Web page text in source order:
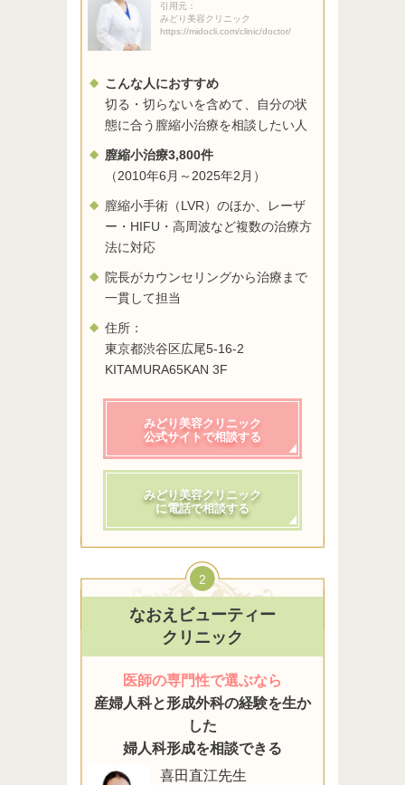
引用元：
みどり美容クリニック
https://midocli.com/clinic/doctor/
こんな人におすすめ
切る・切らないを含めて、自分の状
態に合う膣縮小治療を相談したい人
膣縮小治療3,800件
（2010年6月～2025年2月）
膣縮小手術（LVR）のほか、レーザ
ー・HIFU・高周波など複数の治療方
法に対応
院長がカウンセリングから治療まで
一貫して担当
住所：
東京都渋谷区広尾5-16-2
KITAMURA65KAN 3F
みどり美容クリニック
公式サイトで相談する
みどり美容クリニック
に電話で相談する
2
なおえビューティー
クリニック
医師の専門性で選ぶなら
産婦人科と形成外科の経験を生か
した
婦人科形成を相談できる
喜田直江先生